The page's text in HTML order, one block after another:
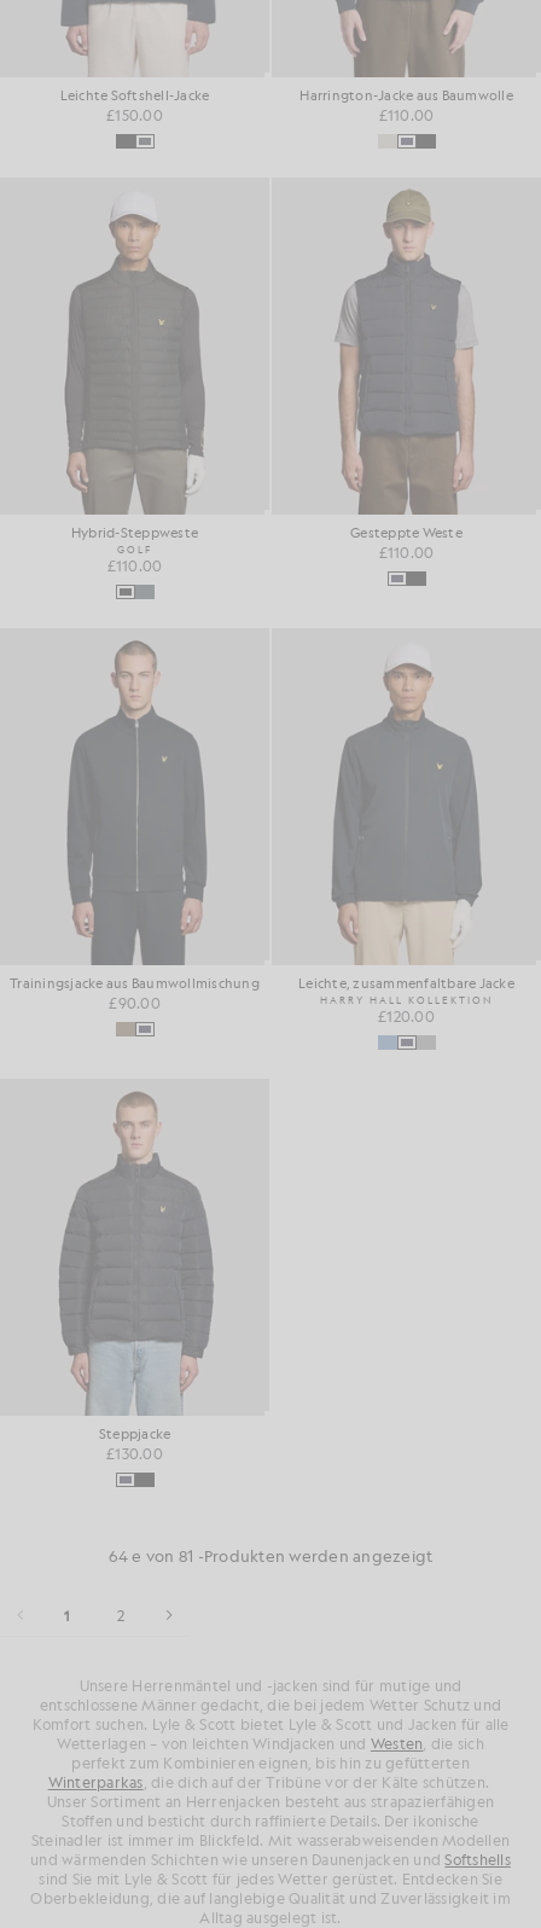
Leichte Softshell-Jacke
£150.00
Harrington-Jacke aus Baumwolle
£110.00
Hybrid-Steppweste
GOLF
£110.00
Gesteppte Weste
£110.00
Trainingsjacke aus Baumwollmischung
£90.00
Leichte, zusammenfaltbare Jacke
HARRY HALL KOLLEKTION
£120.00
Steppjacke
£130.00
64 e von 81 -Produkten werden angezeigt
1 2
Unsere Herrenmäntel und -jacken sind für mutige und
entschlossene Männer gedacht, die bei jedem Wetter Schutz und
Komfort suchen. Lyle & Scott bietet Lyle & Scott und Jacken für alle
Wetterlagen – von leichten Windjacken und Westen , die sich
perfekt zum Kombinieren eignen, bis hin zu gefütterten
Winterparkas , die dich auf der Tribüne vor der Kälte schützen.
Unser Sortiment an Herrenjacken besteht aus strapazierfähigen
Stoffen und besticht durch raffinierte Details. Der ikonische
Steinadler ist immer im Blickfeld. Mit wasserabweisenden Modellen
und wärmenden Schichten wie unseren Daunenjacken undSoftshells
sind Sie mit Lyle & Scott für jedes Wetter gerüstet. Entdecken Sie
Oberbekleidung, die auf langlebige Qualität und Zuverlässigkeit im
Alltag ausgelegt ist.